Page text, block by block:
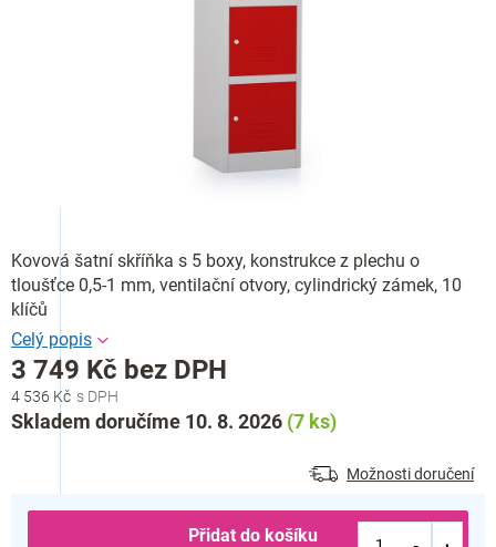
4 536 Kč
3 749 Kč bez DPH
Měrná
cena:
Skladem doručíme 10. 8. 2026 (7 ks)
Možnosti doručení
Přidat do košíku
Kovová šatní skříňka s 5 boxy, konstrukce z plechu o
tloušťce 0,5-1 mm, ventilační otvory, cylindrický zámek, 10
klíčů